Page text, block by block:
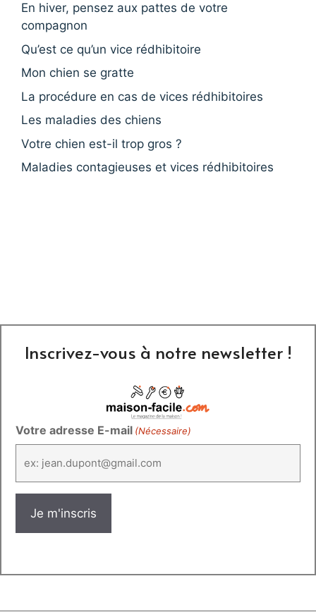
En hiver, pensez aux pattes de votre
compagnon
Qu’est ce qu’un vice rédhibitoire
Mon chien se gratte
La procédure en cas de vices rédhibitoires
Les maladies des chiens
Votre chien est-il trop gros ?
Maladies contagieuses et vices rédhibitoires
Inscrivez-vous à notre newsletter !
Votre adresse E-mail (Nécessaire)